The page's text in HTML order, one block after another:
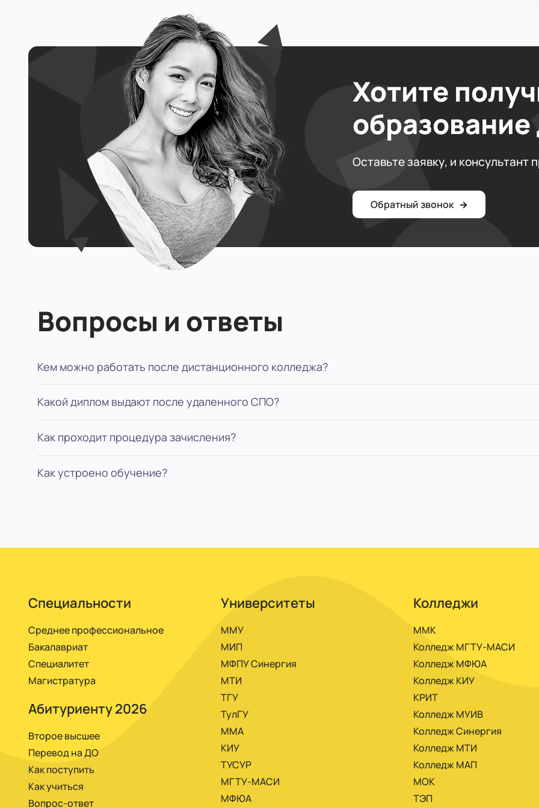
Хотите
Оставьте заявку, и
Обратный звонок
Вопросы и ответы
Кем можно работать после дистанционного колледжа?
Какой диплом выдают после удаленного СПО?
Как проходит процедура зачисления?
Как устроено обучение?
Специальности
Среднее профессиональное
Бакалавриат
Специалитет
Магистратура
Абитуриенту 2026
Второе высшее
Перевод на ДО
Как поступить
Как учиться
Вопрос-ответ
Университеты
ММУ
МИП
МФПУ Синергия
МТИ
ТГУ
ТулГУ
ММА
КИУ
ТУСУР
МГТУ-МАСИ
МФЮА
Колледжи
ММК
Колледж МГТУ-МАСИ
Колледж МФЮА
Колледж КИУ
КРИТ
Колледж МУИВ
Колледж Синергия
Колледж МТИ
Колледж МАП
МОК
ТЭП